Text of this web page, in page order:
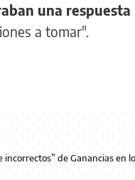
una
a tomar".
de Ganancias en